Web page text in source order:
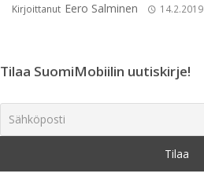
Kirjoittanut Eero Salminen 14.2.2019
Tilaa SuomiMobiilin uutiskirje!